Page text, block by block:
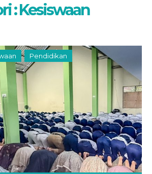
: Kesiswaan
Pendidikan